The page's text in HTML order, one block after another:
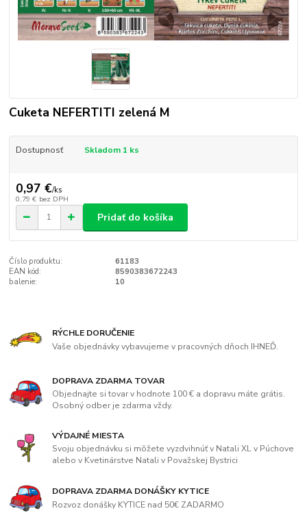
Cuketa NEFERTITI zelená M
Dostupnosť Skladom 1 ks
0,97 €/ks
0,79 € bez DPH
Pridať do košíka
Číslo produktu:
61183
EAN kód:
8590383672243
balenie:
10
RÝCHLE DORUČENIE
Vaše objednávky vybavujeme v pracovných dňoch IHNEĎ.
DOPRAVA ZDARMA TOVAR
Objednajte si tovar v hodnote 100 € a dopravu máte grátis.
Osobný odber je zdarma vždy.
VÝDAJNÉ MIESTA
Svoju objednávku si môžete vyzdvihnúť v Natali XL v Púchove
alebo v Kvetinárstve Natali v Považskej Bystrici
DOPRAVA ZDARMA DONÁŠKY KYTICE
Rozvoz donášky KYTICE nad 50€ ZADARMO